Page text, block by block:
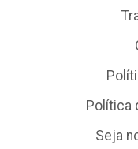
Política
Seja